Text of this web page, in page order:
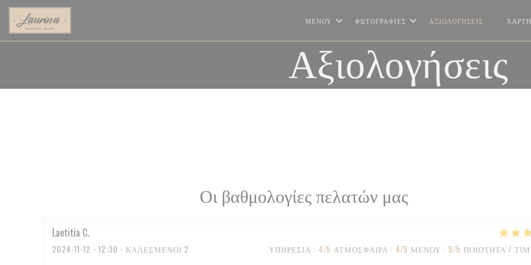
Πίνακας διαχείρισης "Μπισκότων" (Cookies)
ΜΕΝΟΎ ΦΩΤΟΓΡΑΦΊΕΣ ΑΞΙΟΛΟΓΉΣΕΙΣ
Αξιολογήσεις
Οι βαθμολογίες πελατών μας
Laetitia C
2024-11-12 - 12:30 - ΚΑΛΕΣΜΈΝΟΙ 2 ΥΠΗΡΕΣΊΑ : 4/5 ΑΤΜΌΣΦΑΙΡΑ : 4/5 ΜΕΝΟΎ : 5/5 ΠΟΙΌΤΗΤΑ /